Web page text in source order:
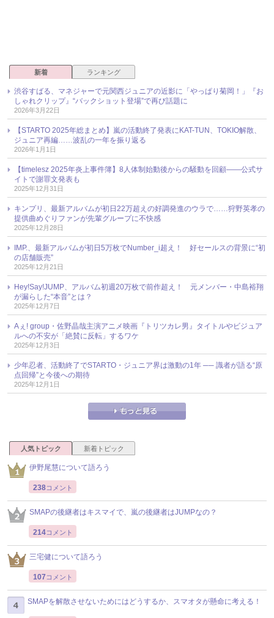
新着 ランキング
渋谷すばる、マネジャーで元関西ジュニアの近影に「やっぱり菊岡！」『お
しゃれクリップ』“バックショット登場”で再び話題に
2026年3月22日
【STARTO 2025年総まとめ】嵐の活動終了発表にKAT-TUN、TOKIO解散、
ジュニア再編……波乱の一年を振り返る
2026年1月1日
【timelesz 2025年炎上事件簿】8人体制始動後からの騒動を回顧――公式サ
イトで謝罪文発表も
2025年12月31日
キンプリ、最新アルバムが初日22万超えの好調発進のウラで……狩野英孝の
提供曲めぐりファンが先輩グループに不快感
2025年12月28日
IMP.、最新アルバムが初日5万枚でNumber_i超え！ 好セールスの背景に“初
の店舗販売”
2025年12月21日
Hey!Say!JUMP、アルバム初週20万枚で前作超え！ 元メンバー・中島裕翔
が漏らした“本音”とは？
2025年12月7日
Aぇ! group・佐野晶哉主演アニメ映画『トリツカレ男』タイトルやビジュア
ルへの不安が「絶賛に反転」するワケ
2025年12月3日
少年忍者、活動終了でSTARTO・ジュニア界は激動の1年 ── 識者が語る“原
点回帰”と今後への期待
2025年12月1日
人気トピック 新着トピック
伊野尾慧について語ろう
238コメント
SMAPの後継者はキスマイで、嵐の後継者はJUMPなの？
214コメント
三宅健について語ろう
107 コメント
SMAPを解散させないためにはどうするか、スマオタが懸命に考える！